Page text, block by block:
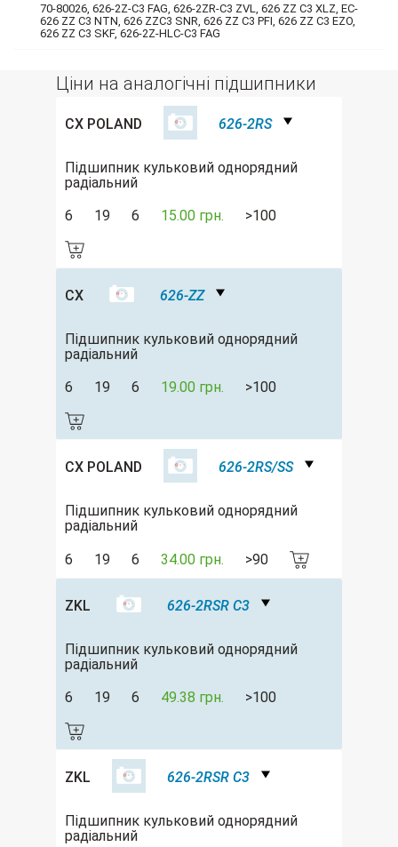
70-80026, 626-2Z-C3 FAG, 626-2ZR-C3 ZVL, 626 ZZ C3 XLZ, EC-
626 ZZ C3 NTN, 626 ZZC3 SNR, 626 ZZ C3 PFI, 626 ZZ C3 EZO,
626 ZZ C3 SKF, 626-2Z-HLC-C3 FAG
Ціни на аналогічні підшипники
CX POLAND 626-2RS
Підшипник кульковий однорядний
радіальний
6
19 6 15.00 грн. >100
CX 626-ZZ
Підшипник кульковий однорядний
радіальний
6
19 6 19.00 грн. >100
CX POLAND 626-2RS/SS
Підшипник кульковий однорядний
радіальний
6 19 6 34.00 грн. >90
ZKL 626-2RSR C3
Підшипник кульковий однорядний
радіальний
6
19 6 49.38 грн. >100
ZKL 626-2RSR C3
Підшипник кульковий однорядний
радіальний